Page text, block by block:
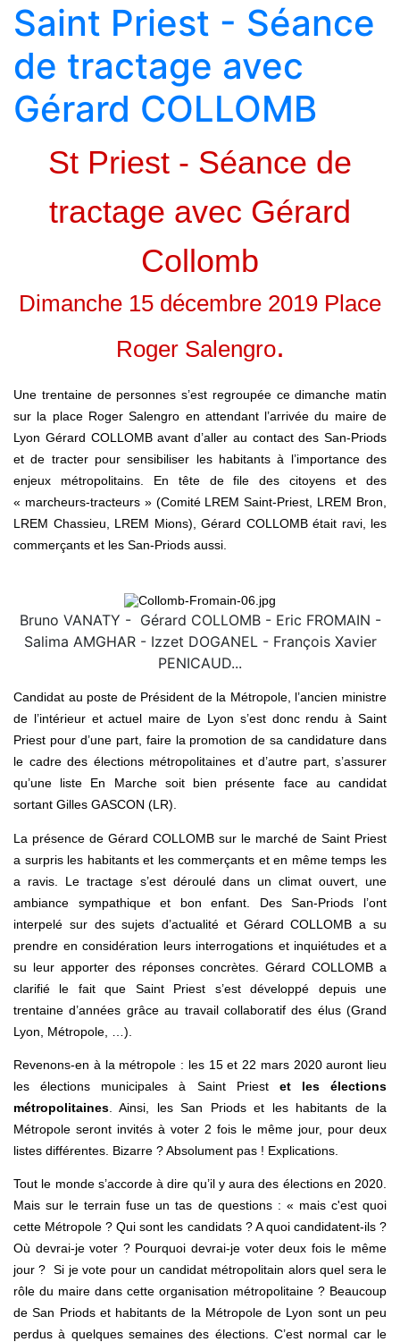
Saint Priest - Séance
de tractage avec
Gérard COLLOMB
St Priest - Séance de
tractage avec Gérard
Collomb
Dimanche 15 décembre 2019 Place
Roger Salengro.
Une trentaine de personnes s’est regroupée ce dimanche matin
sur la place Roger Salengro en attendant l’arrivée du maire de
Lyon Gérard COLLOMB avant d’aller au contact des San-Priods
et de tracter pour sensibiliser les habitants à l’importance des
enjeux métropolitains. En tête de file des citoyens et des
« marcheurs-tracteurs » (Comité LREM Saint-Priest, LREM Bron,
LREM Chassieu, LREM Mions), Gérard COLLOMB était ravi, les
commerçants et les San-Priods aussi.
Bruno VANATY - Gérard COLLOMB - Eric FROMAIN -
Salima AMGHAR - Izzet DOGANEL - François Xavier
PENICAUD...
Candidat au poste de Président de la Métropole, l’ancien ministre
de l’intérieur et actuel maire de Lyon s’est donc rendu à Saint
Priest pour d’une part, faire la promotion de sa candidature dans
le cadre des élections métropolitaines et d’autre part, s’assurer
qu’une liste En Marche soit bien présente face au candidat
sortant Gilles GASCON (LR).
La présence de Gérard COLLOMB sur le marché de Saint Priest
a surpris les habitants et les commerçants et en même temps les
a ravis. Le tractage s’est déroulé dans un climat ouvert, une
ambiance sympathique et bon enfant. Des San-Priods l’ont
interpelé sur des sujets d’actualité et Gérard COLLOMB a su
prendre en considération leurs interrogations et inquiétudes et a
su leur apporter des réponses concrètes. Gérard COLLOMB a
clarifié le fait que Saint Priest s’est développé depuis une
trentaine d’années grâce au travail collaboratif des élus (Grand
Lyon, Métropole, …).
Revenons-en à la métropole : les 15 et 22 mars 2020 auront lieu
les élections municipales à Saint Priest et les élections
métropolitaines . Ainsi, les San Priods et les habitants de la
Métropole seront invités à voter 2 fois le même jour, pour deux
listes différentes. Bizarre ? Absolument pas ! Explications.
Tout le monde s’accorde à dire qu’il y aura des élections en 2020.
Mais sur le terrain fuse un tas de questions : « mais c'est quoi
cette Métropole ? Qui sont les candidats ? A quoi candidatent-ils ?
Où devrai-je voter ? Pourquoi devrai-je voter deux fois le même
jour ? Si je vote pour un candidat métropolitain alors quel sera le
rôle du maire dans cette organisation métropolitaine ? Beaucoup
de San Priods et habitants de la Métropole de Lyon sont un peu
perdus à quelques semaines des élections. C’est normal car le